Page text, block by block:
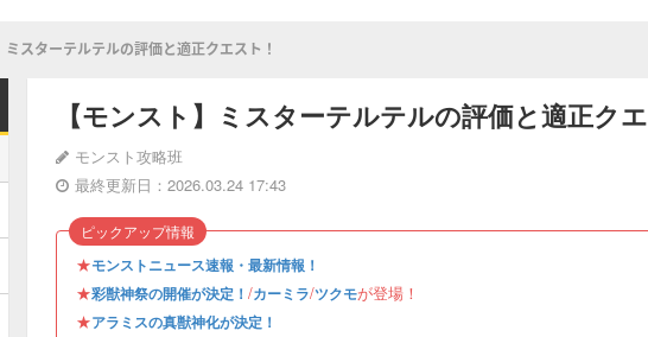
ミスターテルテルの評価と適正クエスト！
【モンスト】ミスターテルテルの評価と適正ク
モンスト攻略班
最終更新日：2026.03.24 17:43
★モンストニュース速報・最新情報！
★彩獣神祭の開催が決定！ /カーミラ/ツクモが登場！
★アラミスの真獣神化が決定！
ピックアップ情報